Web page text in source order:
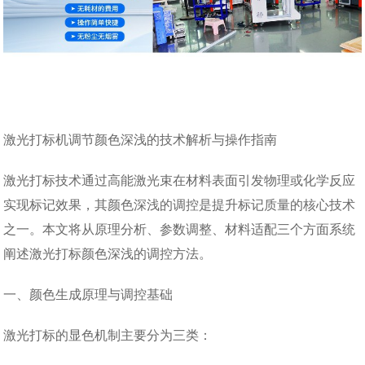
激光打标机调节颜色深浅的技术解析与操作指南
激光打标技术通过高能激光束在材料表面引发物理或化学反应
实现标记效果，其颜色深浅的调控是提升标记质量的核心技术
之一。本文将从原理分析、参数调整、材料适配三个方面系统
阐述激光打标颜色深浅的调控方法。
一、颜色生成原理与调控基础
激光打标的显色机制主要分为三类：